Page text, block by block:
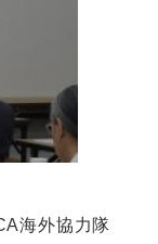
海外協力隊